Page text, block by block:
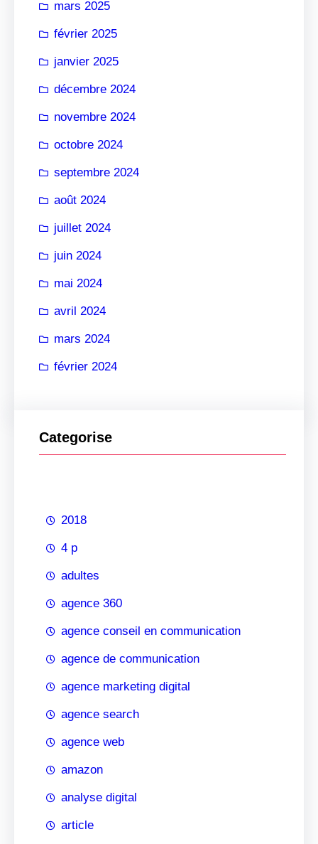
mars 2025
février 2025
janvier 2025
décembre 2024
novembre 2024
octobre 2024
septembre 2024
août 2024
juillet 2024
juin 2024
mai 2024
avril 2024
mars 2024
février 2024
Categorise
2018
4 p
adultes
agence 360
agence conseil en communication
agence de communication
agence marketing digital
agence search
agence web
amazon
analyse digital
article